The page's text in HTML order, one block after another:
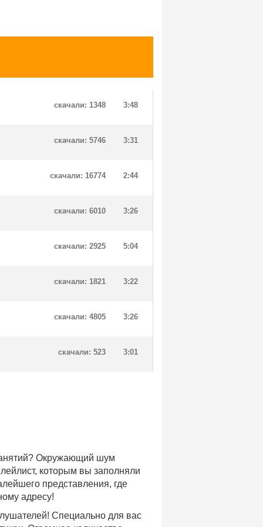
3:48
скачали: 1348
3:31
скачали: 5746
2:44
скачали: 16774
3:26
скачали: 6010
5:04
скачали: 2925
3:22
скачали: 1821
3:26
скачали: 4805
3:01
скачали: 523
Окружающий шум
которым вы заполняли
представления, где
адресу!
Специально для вас